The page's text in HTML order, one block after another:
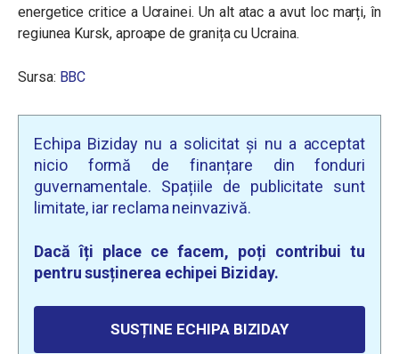
energetice critice a Ucrainei. Un alt atac a avut loc marți, în
regiunea Kursk, aproape de granița cu Ucraina.
Sursa: BBC
Echipa Biziday nu a solicitat și nu a acceptat
nicio formă de finanțare din fonduri
guvernamentale. Spațiile de publicitate sunt
limitate, iar reclama neinvazivă.
Dacă îți place ce facem, poți contribui tu
pentru susținerea echipei Biziday.
SUSȚINE ECHIPA BIZIDAY